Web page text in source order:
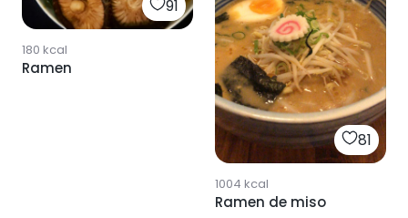
91
180 kcal
Ramen
81
1004 kcal
Ramen de miso